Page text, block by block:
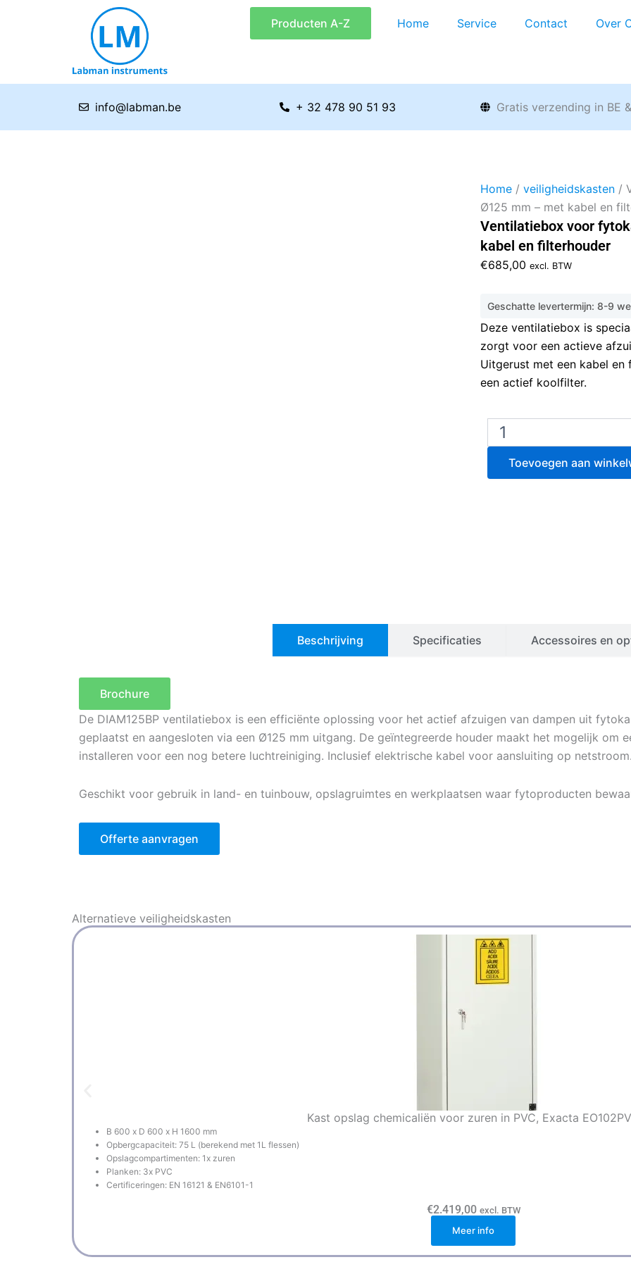
Producten A-Z Home Service Contact Over
info@labman.be + 32 478 90 51 93 Gratis verzending in BE
Home / veiligheidskasten /
Ø125 mm – met kabel en
Ventilatiebox voor
kabel en filterhouder
€685,00 excl. BTW
Geschatte levertermijn: 8-9
Deze ventilatiebox is
zorgt voor een actieve
Uitgerust met een kabel
een actief koolfilter.
Ventilatiebox
voor
fytokasten
Ø125
Toevoegen aan
Beschrijving Specificaties Accessoires en
Brochure
De DIAM125BP ventilatiebox is een efficiënte oplossing voor het actief afzuigen van dampen uit
geplaatst en aangesloten via een Ø125 mm uitgang. De geïntegreerde houder maakt het mogelijk
installeren voor een nog betere luchtreiniging. Inclusief elektrische kabel voor aansluiting op netstroom.
Geschikt voor gebruik in land- en tuinbouw, opslagruimtes en werkplaatsen waar fytoproducten
Offerte aanvragen
Alternatieve veiligheidskasten
Kast opslag chemicaliën voor zuren in PVC, Exacta
B 600 x D 600 x H 1600 mm
Opbergcapaciteit: 75 L (berekend met 1L flessen)
Opslagcompartimenten: 1x zuren
Planken: 3x PVC
Certificeringen: EN 16121 & EN6101-1
€2.419,00 excl. BTW
Meer info